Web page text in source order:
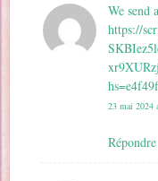
We send
https://
23 mai 2024
Répondre